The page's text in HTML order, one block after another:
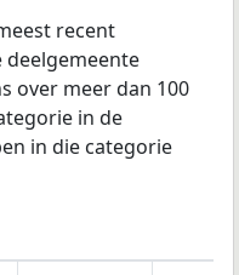
recent
deelgemeente
over meer dan 100
in de
in die categorie